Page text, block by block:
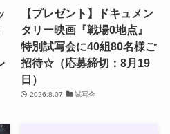
【プレゼント】ドキュメン
タリー映画『戦場0地点』
特別試写会に40組80名様ご
招待☆（応募締切：8月19
日）
2026.8.07 試写会